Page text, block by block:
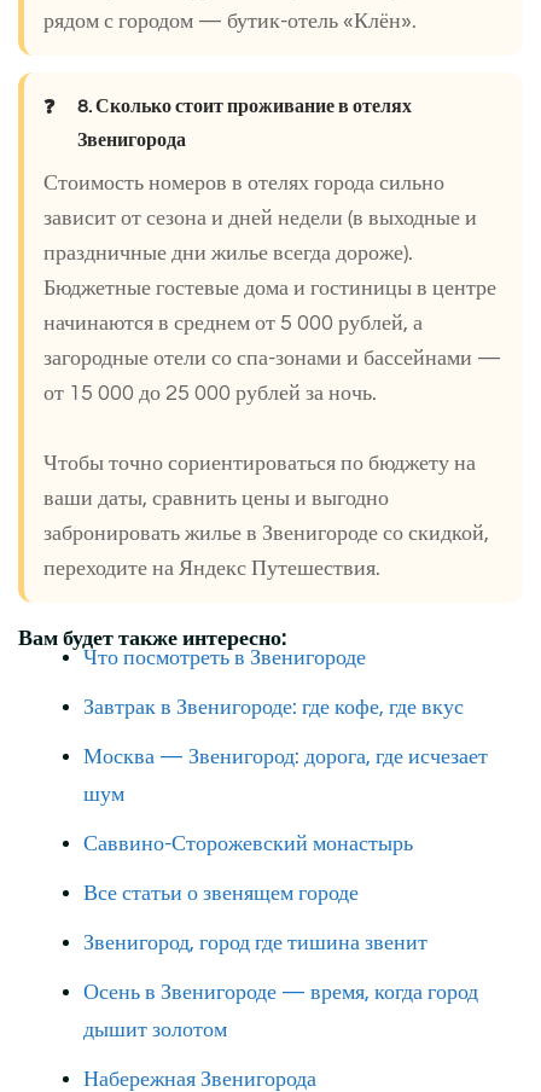
рядом с городом — бутик-отель «Клён».
8. Сколько стоит проживание в отелях
Звенигорода
Стоимость номеров в отелях города сильно
зависит от сезона и дней недели (в выходные и
праздничные дни жилье всегда дороже).
Бюджетные гостевые дома и гостиницы в центре
начинаются в среднем от 5 000 рублей, а
загородные отели со спа-зонами и бассейнами —
от 15 000 до 25 000 рублей за ночь.
Чтобы точно сориентироваться по бюджету на
ваши даты, сравнить цены и выгодно
забронировать жилье в Звенигороде со скидкой,
переходите на Яндекс Путешествия.
Вам будет также интересно:
Что посмотреть в Звенигороде
Завтрак в Звенигороде: где кофе, где вкус
Москва — Звенигород: дорога, где исчезает
шум
Саввино-Сторожевский монастырь
Все статьи о звенящем городе
Звенигород, город где тишина звенит
Осень в Звенигороде — время, когда город
дышит золотом
Набережная Звенигорода